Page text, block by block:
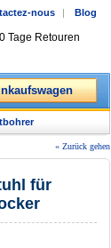
nous | Blog
Tage Retouren
« Zurück gehen
für